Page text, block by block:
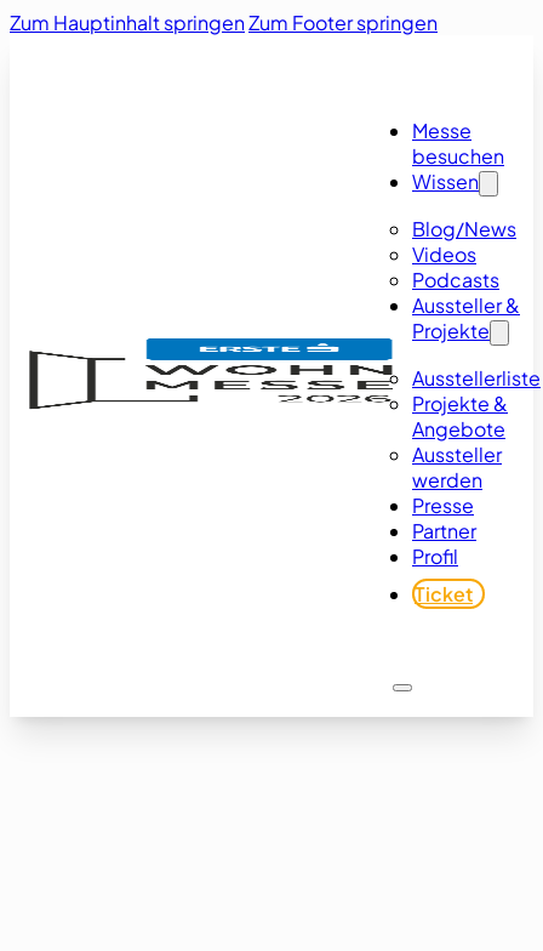
Zum Hauptinhalt springenZum Footer springen
Messe
besuchen
Wissen
Blog/News
Videos
Podcasts
Aussteller &
Projekte
Ausstellerliste
Projekte &
Angebote
Aussteller
werden
Presse
Partner
Profil
Ticket